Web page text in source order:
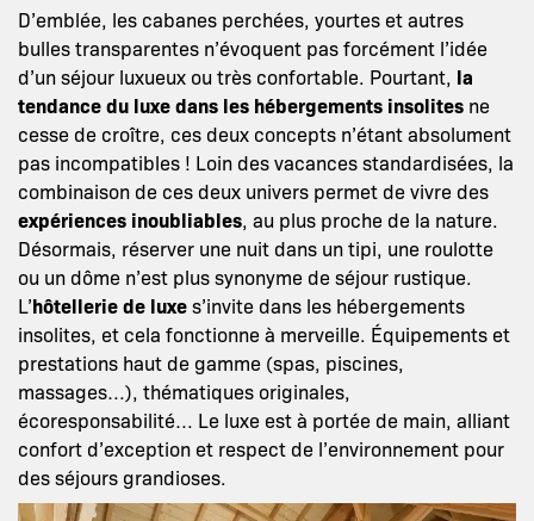
D’emblée, les cabanes perchées, yourtes et autres
bulles transparentes n’évoquent pas forcément l’idée
d’un séjour luxueux ou très confortable. Pourtant, la
tendance du luxe dans les hébergements insolites ne
cesse de croître, ces deux concepts n’étant absolument
pas incompatibles ! Loin des vacances standardisées, la
combinaison de ces deux univers permet de vivre des
expériences inoubliables, au plus proche de la nature.
Désormais, réserver une nuit dans un tipi, une roulotte
ou un dôme n’est plus synonyme de séjour rustique.
L’hôtellerie de luxes’invite dans les hébergements
insolites, et cela fonctionne à merveille. Équipements et
prestations haut de gamme (spas, piscines,
massages…), thématiques originales,
écoresponsabilité… Le luxe est à portée de main, alliant
confort d’exception et respect de l’environnement pour
des séjours grandioses.